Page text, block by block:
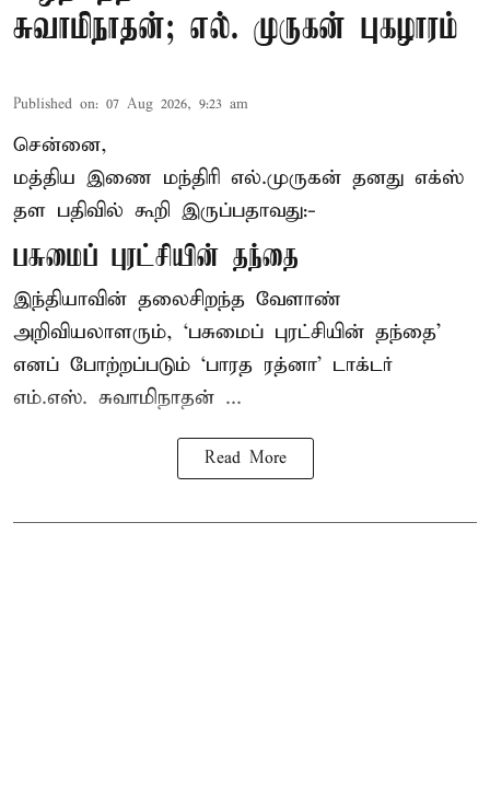
சுவாமிநாதன்; எல். முருகன் புகழாரம்
Published on: 07 Aug 2026, 9:23 am
சென்னை,
மத்திய இணை மந்திரி எல்.முருகன் தனது எக்ஸ்
தள பதிவில் கூறி இருப்பதாவது:-
பசுமைப் புரட்சியின் தந்தை
இந்தியாவின் தலைசிறந்த வேளாண்
அறிவியலாளரும், ‘பசுமைப் புரட்சியின் தந்தை’
எனப் போற்றப்படும் ‘பாரத ரத்னா’ டாக்டர்
எம்.எஸ். சுவாமிநாதன் ...
Read More